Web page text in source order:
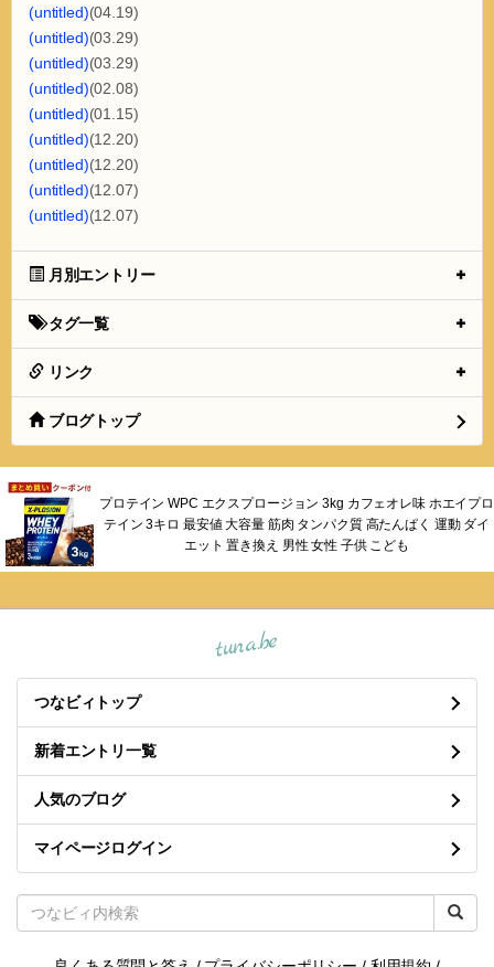
(untitled)(04.19)
(untitled)(03.29)
(untitled)(03.29)
(untitled)(02.08)
(untitled)(01.15)
(untitled)(12.20)
(untitled)(12.20)
(untitled)(12.07)
(untitled)(12.07)
月別エントリー
タグ一覧
リンク
ブログトップ
プロテイン WPC エクスプロージョン 3kg カフェオレ味 ホエイプロ
テイン 3キロ 最安値 大容量 筋肉 タンパク質 高たんぱく 運動 ダイ
エット 置き換え 男性 女性 子供 こども
tuna.be
つなビィトップ
新着エントリ一覧
人気のブログ
マイページログイン